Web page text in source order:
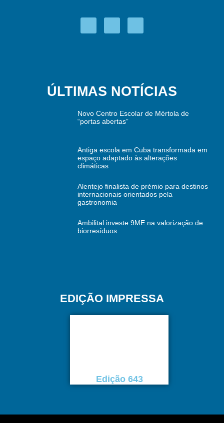
ÚLTIMAS NOTÍCIAS
Novo Centro Escolar de Mértola de
“portas abertas”
Antiga escola em Cuba transformada em
espaço adaptado às alterações
climáticas
Alentejo finalista de prémio para destinos
internacionais orientados pela
gastronomia
Ambilital investe 9ME na valorização de
biorresíduos
EDIÇÃO IMPRESSA
Edição 643